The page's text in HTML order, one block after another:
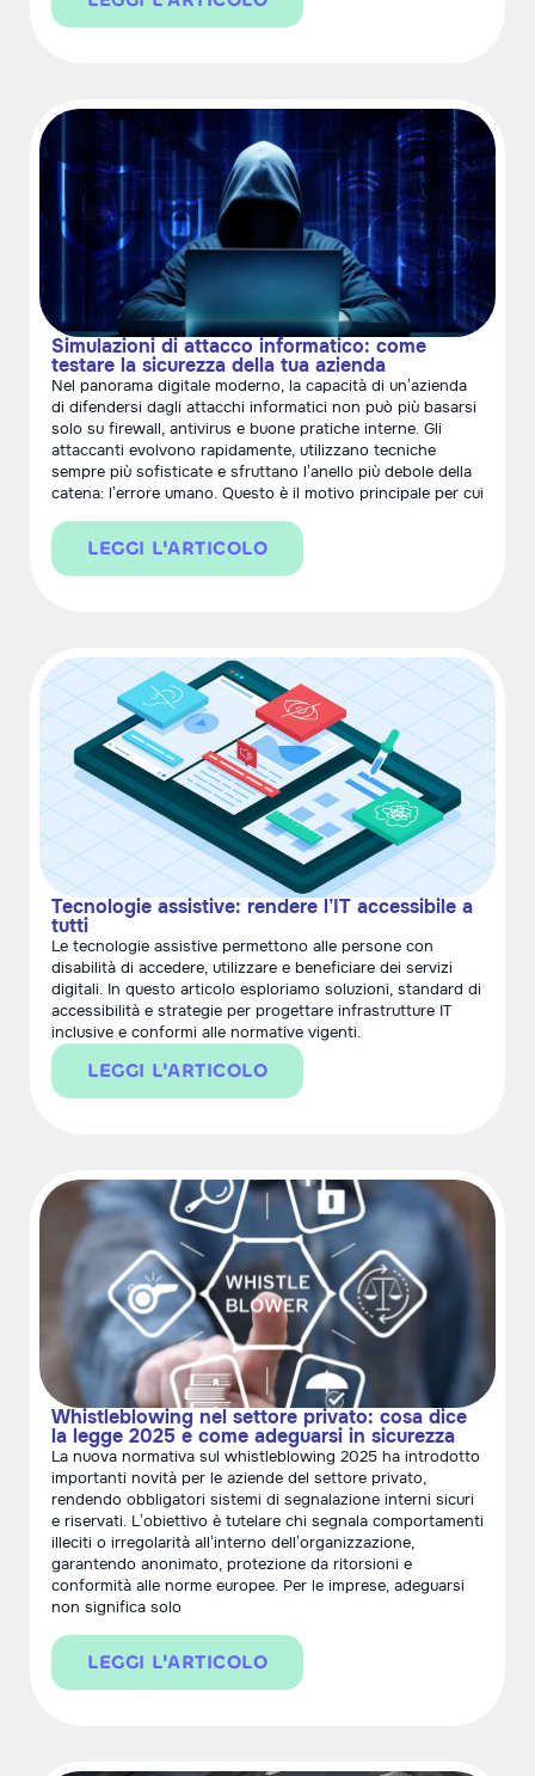
Simulazioni di attacco informatico: come
testare la sicurezza della tua azienda
Nel panorama digitale moderno, la capacità di un’azienda
di difendersi dagli attacchi informatici non può più basarsi
solo su firewall, antivirus e buone pratiche interne. Gli
attaccanti evolvono rapidamente, utilizzano tecniche
sempre più sofisticate e sfruttano l’anello più debole della
catena: l’errore umano. Questo è il motivo principale per cui
LEGGI L'ARTICOLO
Tecnologie assistive: rendere l’IT accessibile a
tutti
Le tecnologie assistive permettono alle persone con
disabilità di accedere, utilizzare e beneficiare dei servizi
digitali. In questo articolo esploriamo soluzioni, standard di
accessibilità e strategie per progettare infrastrutture IT
inclusive e conformi alle normative vigenti.
LEGGI L'ARTICOLO
Whistleblowing nel settore privato: cosa dice
la legge 2025 e come adeguarsi in sicurezza
La nuova normativa sul whistleblowing 2025 ha introdotto
importanti novità per le aziende del settore privato,
rendendo obbligatori sistemi di segnalazione interni sicuri
e riservati. L’obiettivo è tutelare chi segnala comportamenti
illeciti o irregolarità all’interno dell’organizzazione,
garantendo anonimato, protezione da ritorsioni e
conformità alle norme europee. Per le imprese, adeguarsi
non significa solo
LEGGI L'ARTICOLO